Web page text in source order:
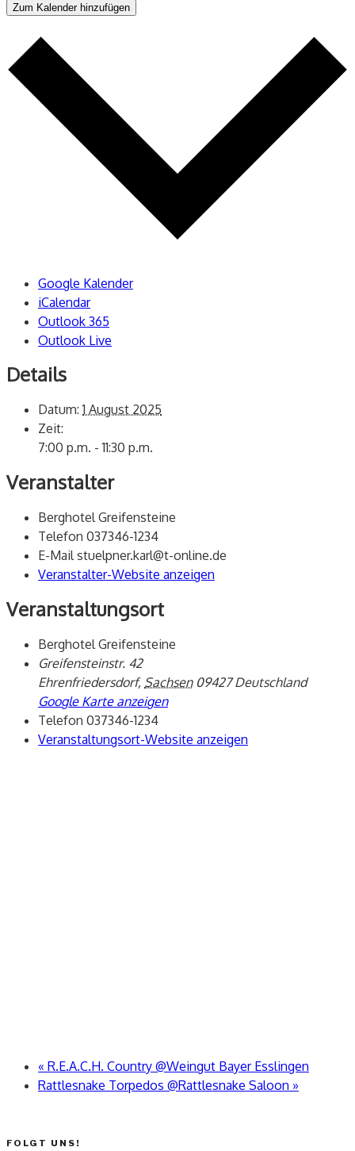
Zum Kalender hinzufügen
Google Kalender
iCalendar
Outlook 365
Outlook Live
Details
Datum: 1 August 2025
Zeit:
7:00 p.m. - 11:30 p.m.
Veranstalter
Berghotel Greifensteine
Telefon 037346-1234
E-Mailstuelpner.karl@t-online.de
Veranstalter-Website anzeigen
Veranstaltungsort
Berghotel Greifensteine
Greifensteinstr. 42
Ehrenfriedersdorf, Sachsen 09427 Deutschland
Google Karte anzeigen
Telefon 037346-1234
Veranstaltungsort-Website anzeigen
« R.E.A.C.H. Country @Weingut Bayer Esslingen
Rattlesnake Torpedos @Rattlesnake Saloon »
FOLGT UNS!